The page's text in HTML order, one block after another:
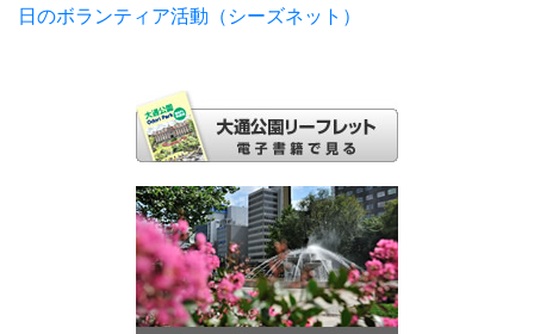
日のボランティア活動（シーズネット）